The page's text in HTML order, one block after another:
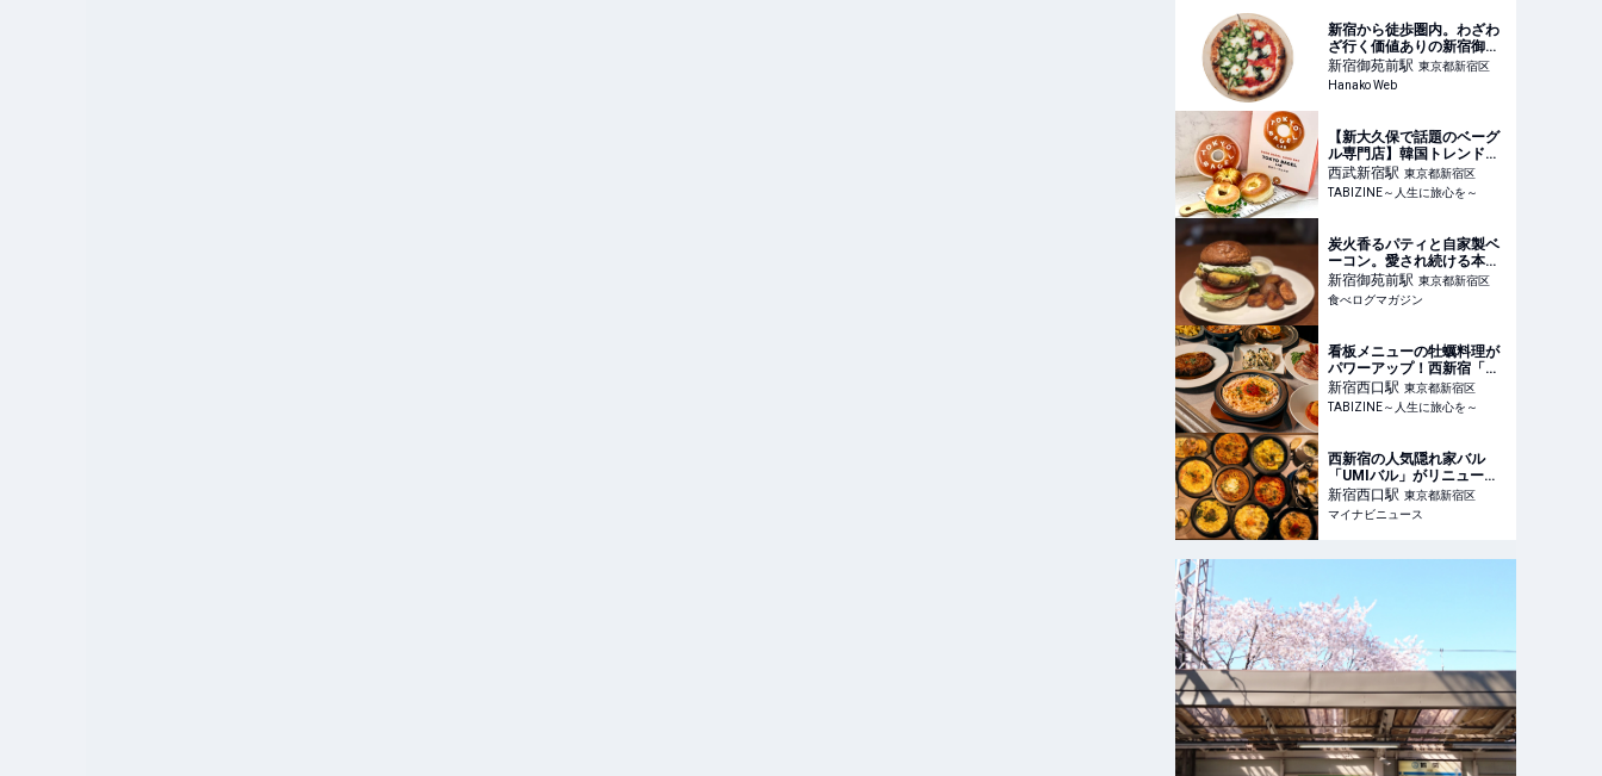
新宿から徒歩圏内。わざわ
ざ行く価値ありの新宿御苑
のグルメ7選
新宿御苑前駅 東京都新宿区
Hanako Web
【新大久保で話題のベーグ
ル専門店】韓国トレンド
×NYスタイルのベーグル専
門店「TOKYO BAGEL
LAB」の人気TOP3を実食
西武新宿駅 東京都新宿区
TABIZINE～人生に旅心を～
炭火香るパティと自家製ベ
ーコン。愛され続ける本格
グルメバーガー（東京・新
宿御苑前） | 食べログマガ
新宿御苑前駅 東京都新宿区
食べログマガジン
看板メニューの牡蠣料理が
パワーアップ！西新宿「魚
介イタリアン&
新宿西口駅 東京都新宿区
TABIZINE～人生に旅心を～
西新宿の人気隠れ家バル
「UMIバル」がリニューア
ル、牡蠣メニューと新感覚
パスタを強化
新宿西口駅 東京都新宿区
マイナビニュース